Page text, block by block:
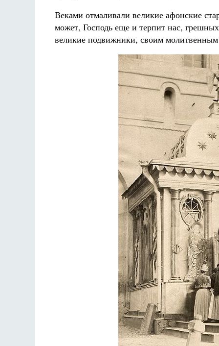
Веками отмаливали великие афонские
может, Господь еще и терпит нас,
великие подвижники, своим